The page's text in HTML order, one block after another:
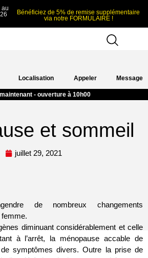
au
Bénéficiez de 5% de remise supplémentaire
via notre FORMULAIRE !
Localisation Appeler Message
- ouverture à 10h00
et sommeil
juillet 29, 2021
de nombreux changements
diminuant considérablement et celle
à l’arrêt, la ménopause accable de
symptômes divers. Outre la prise de